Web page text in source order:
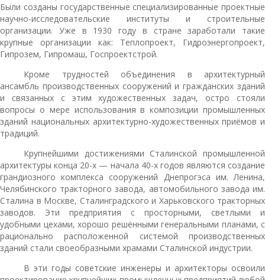
Были созданы государственные специализированные проектные
научно-исследовательские институты и строительные
организации. Уже в 1930 году в стране заработали такие
крупные организации как: Теплопроект, Гидроэнергопроект,
Гипрозем, Гипромаш, Госпроектстрой.
Кроме трудностей объединения в архитектурный
ансамбль производственных сооружений и гражданских зданий
и связанных с этим художественных задач, остро стояли
вопросы о мере использования в композиции промышленных
зданий национальных архитектурно-художественных приёмов и
традиций.
Крупнейшими достижениями Сталинской промышленной
архитектуры конца 20-х — начала 40-х годов являются создание
грандиозного комплекса сооружений Днепрогэса им. Ленина,
Челябинского тракторного завода, автомобильного завода им.
Сталина в Москве, Сталинградского и Харьковского тракторных
заводов. Эти предприятия с просторными, светлыми и
удобными цехами, хорошо решёнными генеральными планами, с
рационально расположенной системой производственных
зданий стали своеобразными храмами Сталинской индустрии.
В эти годы советские инженеры и архитекторы освоили